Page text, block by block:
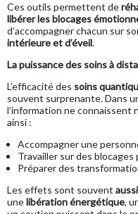
Ces outils permettent de
libérer les blocages
d’accompagner chacun sur
intérieure et d’éveil.
La puissance des soins à
L’efficacité des soins
souvent surprenante. Dans
l’information ne connaissent
ainsi :
Accompagner une
Travailler sur des blocages
Préparer des
Les effets sont souvent
unelibération énergétique,